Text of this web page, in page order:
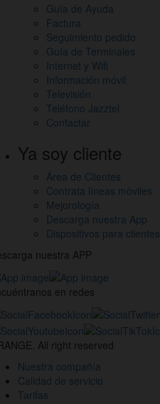
Guía de Ayuda
Factura
Seguimiento pedido
Guía de Terminales
Internet y Wifi
Información móvil
Televisión
Teléfono Jazztel
Contactar
Ya soy cliente
Área de Clientes
Contrata líneas móviles
Mejorología
Descarga nuestra App
Dispositivos para clientes
nuestra APP
en redes
All right reserved
Nuestra compañía
Calidad de servicio
Tarifas